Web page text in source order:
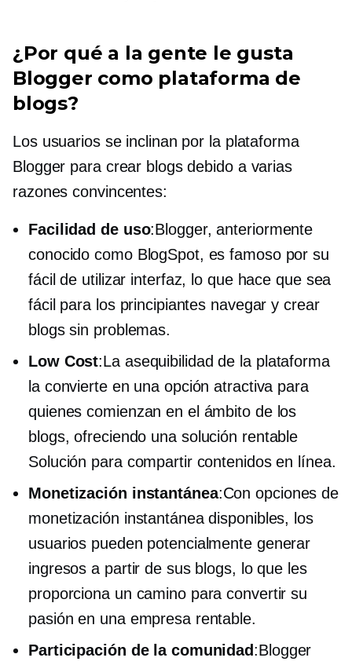
¿Por qué a la gente le gusta
Blogger como plataforma de
blogs?
Los usuarios se inclinan por la plataforma
Blogger para crear blogs debido a varias
razones convincentes:
Facilidad de uso:Blogger, anteriormente
conocido como BlogSpot, es famoso por su
fácil de utilizar interfaz, lo que hace que sea
fácil para los principiantes navegar y crear
blogs sin problemas.
Low Cost:La asequibilidad de la plataforma
la convierte en una opción atractiva para
quienes comienzan en el ámbito de los
blogs, ofreciendo una solución rentable
Solución para compartir contenidos en línea.
Monetización instantánea:Con opciones de
monetización instantánea disponibles, los
usuarios pueden potencialmente generar
ingresos a partir de sus blogs, lo que les
proporciona un camino para convertir su
pasión en una empresa rentable.
Participación de la comunidad:Blogger